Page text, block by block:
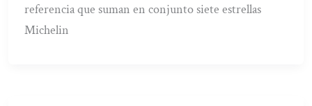
referencia que suman en conjunto siete estrellas
Michelin